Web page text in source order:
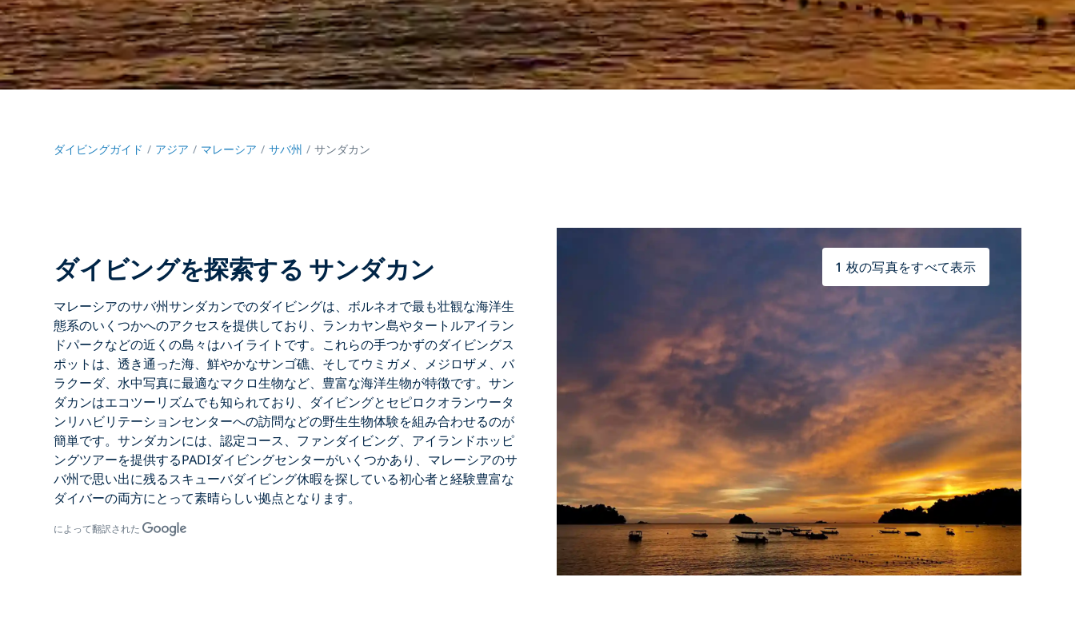
ダイビングガイド アジア マレーシア サバ州 サンダカン
ダイビングを探索する サンダカン
マレーシアのサバ州サンダカンでのダイビングは、ボルネオで最も壮観な海洋生
態系のいくつかへのアクセスを提供しており、 ランカヤン島やタートルアイラン
ドパークなどの近くの島々はハイライトです。これらの手つかずのダイビングス
ポットは、透き通った海、鮮やかなサンゴ礁、そしてウミガメ、メジロザメ、バ
ラクーダ、水中写真に最適なマクロ生物など、豊富な海洋生物が特徴です。サン
ダカンはエコツーリズムでも知られており、ダイビングとセピロクオランウータ
ンリハビリテーションセンターへの訪問などの野生生物体験を組み合わせるのが
簡単です。サンダカンには、認定コース、ファンダイビング、アイランドホッピ
ングツアーを提供するPADIダイビングセンターがいくつかあり、 マレーシアのサ
バ州で思い出に残るスキューバダイビング休暇を探している初心者と経験豊富な
ダイバーの両方にとって素晴らしい拠点となります。
によって翻訳された
1 枚の写真をすべて表示